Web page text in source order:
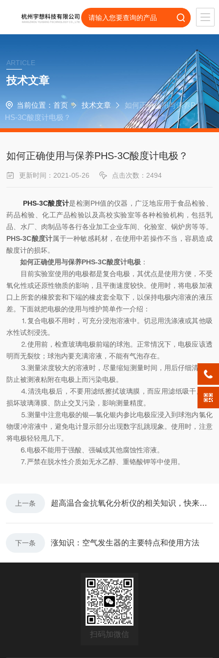
ARTICLE
技术文章
当前位置： 首页 技术文章
如何正确使用与保养P
HS-3C酸度计电极？
如何正确使用与保养PHS-3C酸度计电极？
更新时间：2021-05-26 点击次数：2494
PHS-3C酸度计是检测PH值的仪器，广泛地应用于食品检验、
药品检验、化工产品检验以及高校实验室等各种检验机构，包括乳
品、水厂、肉制品等各行各业加工企业车间、化验室、锅炉房等等。
PHS-3C酸度计属于一种敏感耗材，在使用中若操作不当，容易造成
酸度计的损坏。
如何正确使用与保养PHS-3C酸度计电极 ：
目前实验室使用的电极都是复合电极，其优点是使用方便，不受
氧化性或还原性物质的影响，且平衡速度较快。使用时，将电极加液
口上所套的橡胶套和下端的橡皮套全取下，以保持电极内溶液的液压
差。下面就把电极的使用与维护简单作一介绍：
⒈复合电极不用时，可充分浸泡溶液中。切忌用洗涤液或其他吸
水性试剂浸洗。
⒉使用前，检查玻璃电极前端的球泡。正常情况下，电极应该透
明而无裂纹；球泡内要充满溶液，不能有气泡存在。
⒊测量浓度较大的溶液时，尽量缩短测量时间，用后仔细清洗，
防止被测液粘附在电极上而污染电极。
⒋清洗电极后，不要用滤纸擦拭玻璃膜，而应用滤纸吸干,避免
损坏玻璃薄膜、防止交叉污染，影响测量精度。
⒌测量中注意电极的银—氯化银内参比电极应浸入到球泡内氯化
物缓冲溶液中，避免电计显示部分出现数字乱跳现象。使用时，注意
将电极轻轻甩几下。
⒍电极不能用于强酸、强碱或其他腐蚀性溶液。
⒎严禁在脱水性介质如无水乙醇、重铬酸钾等中使用。
上一条 超高温合金抗氧化分析仪的相关知识，快来看看呀
下一条 涨知识：空气发生器的主要特点和使用方法
扫码加微信